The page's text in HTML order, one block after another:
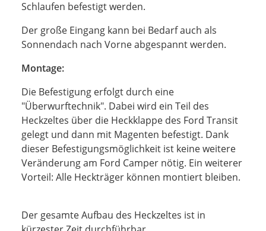
Schlaufen befestigt werden.
Der große Eingang kann bei Bedarf auch als
Sonnendach nach Vorne abgespannt werden.
Montage:
Die Befestigung erfolgt durch eine
"Überwurftechnik". Dabei wird ein Teil des
Heckzeltes über die Heckklappe des Ford Transit
gelegt und dann mit Magenten befestigt. Dank
dieser Befestigungsmöglichkeit ist keine weitere
Veränderung am Ford Camper nötig. Ein weiterer
Vorteil: Alle Heckträger können montiert bleiben.
Der gesamte Aufbau des Heckzeltes ist in